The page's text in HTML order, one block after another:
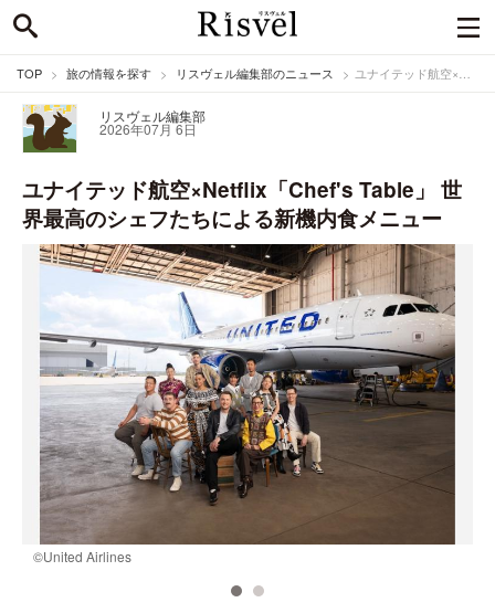
TOP 旅の情報を探す リスヴェル編集部のニュース ユナイテッド航空×Netflix「Chef's Table」 世界最高のシェフたちによる新機内食メニュー
リスヴェル編集部
2026年07月 6日
ユナイテッド航空×Netflix「Chef's Table」 世
界最高のシェフたちによる新機内食メニュー
©️United Airlines